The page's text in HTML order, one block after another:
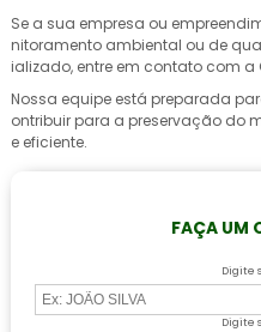
Se a sua empresa ou
nitoramento ambiental ou de
ializado, entre em contato com a
Nossa equipe está preparada
ontribuir para a preservação do
e eficiente.
FAÇA UM
Digite
Digite